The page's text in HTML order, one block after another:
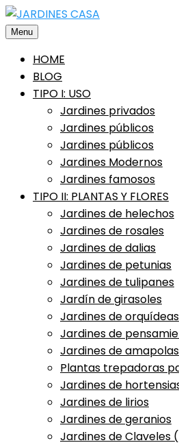
Saltar
alMenu
HOME
BLOG
TIPO I: USO
Jardines privados
Jardines públicos
Jardines públicos
Jardines Modernos
Jardines famosos
TIPO II: PLANTAS Y FLORES
Jardines de helechos
Jardines de rosales
Jardines de dalias
Jardines de petunias
Jardines de tulipanes
Jardín de girasoles
Jardines de orquídeas
Jardines de
Jardines de amapolas
Plantas trepadoras
Jardines de
Jardines de lirios
Jardines de geranios
Jardines de Claveles